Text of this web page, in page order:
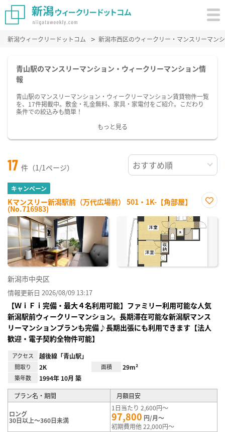
新潟ウィークリードットコム 新潟市西区のウィークリー・マンスリーマン
青山駅のマンスリーマンション・ウィークリーマンション情
報
青山駅のマンスリーマンション・ウィークリーマンション賃貸物件一覧
を、17件掲載中。敷金・礼金無料、家具・家電付をご紹介。こだわり
条件での絞込みも簡単！
もっと見る
17 件（1/1ページ）
キャンペーン
Kマンスリー新潟駅前（万代広場前） 501・1K-【角部屋】
(No.716983)
に入
り登
新潟市中央区
情報更新日 2026/08/09 13:17
【ＷｉＦｉ完備・最大４名利用可能】ファミリー利用可能な人気
新潟駅前ウィークリーマンション。長期滞在可能な新潟駅マンス
リーマンションプランも完備♪長期出張にも利用できます【法人
歓迎・電子契約全物件可能】
アクセス 越後線「青山駅」
間取り 2K 面積 29m²
築年数 1994年 10月 築
プラン名・期間 月額目安
ロング
30日以上～360日未満
1日当たり 2,600円～
97,800 円/月～
初期費用他 22,000円～